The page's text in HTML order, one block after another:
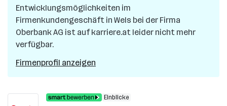
Entwicklungsmöglichkeiten im
Firmenkundengeschäft in Wels bei der Firma
Oberbank AG ist auf karriere.at leider nicht mehr
verfügbar.
Firmenprofil anzeigen
Einblicke